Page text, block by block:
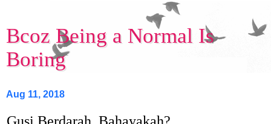
Bcoz Being a Normal Is
Boring
Aug 11, 2018
Gusi Berdarah, Bahayakah?